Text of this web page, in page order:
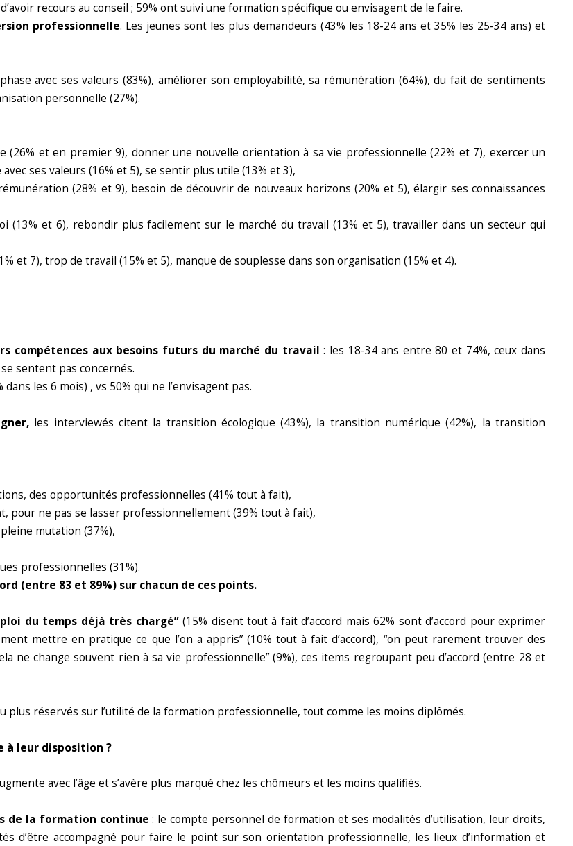
recours au conseil ; 59% ont suivi une formation spécifique ou envisagent de le faire.
professionnelle. Les jeunes sont les plus demandeurs (43% les 18-24 ans et 35% les 25-34 ans) et
avec ses valeurs (83%), améliorer son employabilité, sa rémunération (64%), du fait de sentiments
personnelle (27%).
(26% et en premier 9), donner une nouvelle orientation à sa vie professionnelle (22% et 7), exercer un
ses valeurs (16% et 5), se sentir plus utile (13% et 3),
(28% et 9), besoin de découvrir de nouveaux horizons (20% et 5), élargir ses connaissances
(13% et 6), rebondir plus facilement sur le marché du travail (13% et 5), travailler dans un secteur qui
et 7), trop de travail (15% et 5), manque de souplesse dans son organisation (15% et 4).
compétences aux besoins futurs du marché du travail : les 18-34 ans entre 80 et 74%, ceux dans
sentent pas concernés.
dans les 6 mois) , vs 50% qui ne l’envisagent pas.
les interviewés citent la transition écologique (43%), la transition numérique (42%), la transition
des opportunités professionnelles (41% tout à fait),
ne pas se lasser professionnellement (39% tout à fait),
mutation (37%),
professionnelles (31%).
(entre 83 et 89%) sur chacun de ces points.
du temps déjà très chargé”(15% disent tout à fait d’accord mais 62% sont d’accord pour exprimer
mettre en pratique ce que l’on a appris” (10% tout à fait d’accord), “on peut rarement trouver des
ne change souvent rien à sa vie professionnelle” (9%), ces items regroupant peu d’accord (entre 28 et
réservés sur l’utilité de la formation professionnelle, tout comme les moins diplômés.
leur disposition ?
avec l’âge et s’avère plus marqué chez les chômeurs et les moins qualifiés.
de la formation continue : le compte personnel de formation et ses modalités d’utilisation, leur droits,
d’être accompagné pour faire le point sur son orientation professionnelle, les lieux d’information et